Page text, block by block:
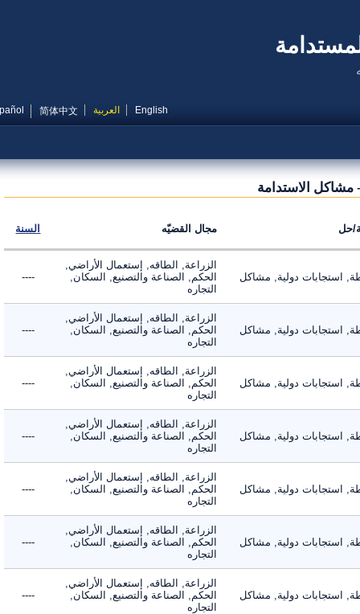
English العربية 简体中文
Español
الاستدامة
مجال القضيّه السنة
استجابات دولية, مشاكل
الزراعة, الطاقه, إستعمال الأراضي,
الحكم, الصناعة والتصنيع, السكان,
التجاره
----
استجابات دولية, مشاكل
الزراعة, الطاقه, إستعمال الأراضي,
الحكم, الصناعة والتصنيع, السكان,
التجاره
----
استجابات دولية, مشاكل
الزراعة, الطاقه, إستعمال الأراضي,
الحكم, الصناعة والتصنيع, السكان,
التجاره
----
استجابات دولية, مشاكل
الزراعة, الطاقه, إستعمال الأراضي,
الحكم, الصناعة والتصنيع, السكان,
التجاره
----
استجابات دولية, مشاكل
الزراعة, الطاقه, إستعمال الأراضي,
الحكم, الصناعة والتصنيع, السكان,
التجاره
----
استجابات دولية, مشاكل
الزراعة, الطاقه, إستعمال الأراضي,
الحكم, الصناعة والتصنيع, السكان,
التجاره
----
استجابات دولية, مشاكل
الزراعة, الطاقه, إستعمال الأراضي,
الحكم, الصناعة والتصنيع, السكان,
التجاره
----